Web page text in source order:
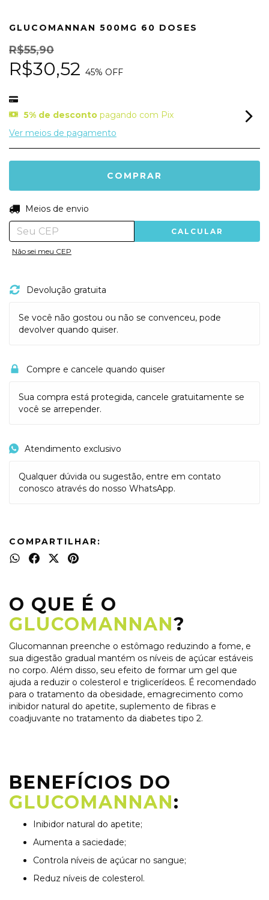
GLUCOMANNAN 500MG 60 DOSES
R$55,90
R$30,52 45% OFF
5% de desconto pagando com Pix
Ver meios de pagamento
Entregas para o CEP:
Meios de envio
CALCULAR
Não sei meu CEP
Devolução gratuita
Se você não gostou ou não se convenceu, pode
devolver quando quiser.
Compre e cancele quando quiser
Sua compra está protegida, cancele gratuitamente se
você se arrepender.
Atendimento exclusivo
Qualquer dúvida ou sugestão, entre em contato
conosco através do nosso WhatsApp.
COMPARTILHAR:
O QUE É O
GLUCOMANNAN?
Glucomannan preenche o estômago reduzindo a fome, e
sua digestão gradual mantém os níveis de açúcar estáveis
no corpo. Além disso, seu efeito de formar um gel que
ajuda a reduzir o colesterol e triglicerídeos. É recomendado
para o tratamento da obesidade, emagrecimento como
inibidor natural do apetite, suplemento de fibras e
coadjuvante no tratamento da diabetes tipo 2.
BENEFÍCIOS DO
GLUCOMANNAN:
Inibidor natural do apetite;
Aumenta a saciedade;
Controla níveis de açúcar no sangue;
Reduz níveis de colesterol.